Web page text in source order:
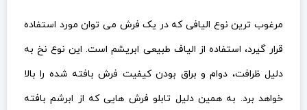
مرغوب ترین نوع الیافی که در یک فرش می توان مورد استفاده
قرار گیرد، استفاده از الیاف طبیعی ابریشم است. این نوع نخ به
دلیل ظرافت، دوام و براق بودن کیفیت فرش بافته شده را بالا
خواهد برد. به همین دلیل تابلو فرش هایی که از ابرشم بافته